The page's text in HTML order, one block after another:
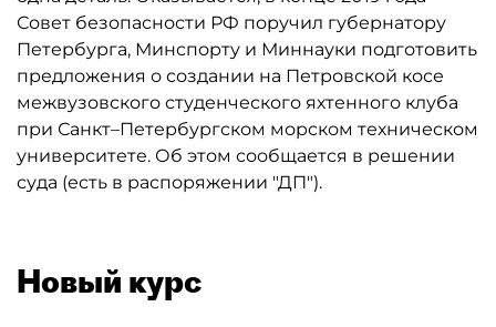
Совет безопасности РФ поручил губернатору
Петербурга, Минспорту и Миннауки подготовить
предложения о создании на Петровской косе
межвузовского студенческого яхтенного клуба
при Санкт–Петербургском морском техническом
университете. Об этом сообщается в решении
суда (есть в распоряжении "ДП").
Новый курс